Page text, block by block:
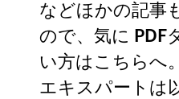
などほかの記事
ので、気に PDF
い方はこちらへ
エキスパートは